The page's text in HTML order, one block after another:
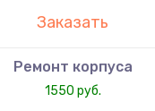
Заказать
Ремонт корпуса
1550 руб.